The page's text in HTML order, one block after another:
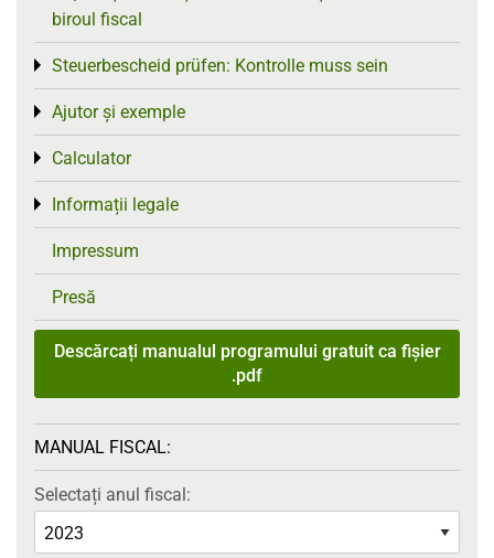
biroul fiscal
Steuerbescheid prüfen: Kontrolle muss sein
Toggle menu
Ajutor și exemple
Toggle menu
Calculator
Toggle menu
Informații legale
Toggle menu
Impressum
Presă
Descărcați manualul programului gratuit ca fișier
.pdf
MANUAL FISCAL:
Selectați anul fiscal: